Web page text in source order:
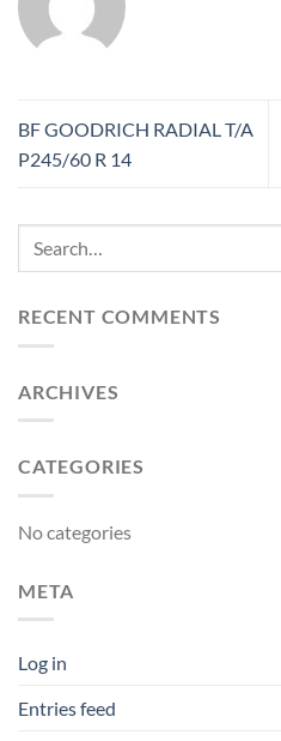
BF GOODRICH RADIAL T/A
P245/60 R 14
RECENT COMMENTS
ARCHIVES
CATEGORIES
No categories
META
Log in
Entries feed